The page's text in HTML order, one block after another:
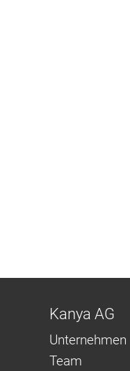
Kanya AG
Unternehmen
Team